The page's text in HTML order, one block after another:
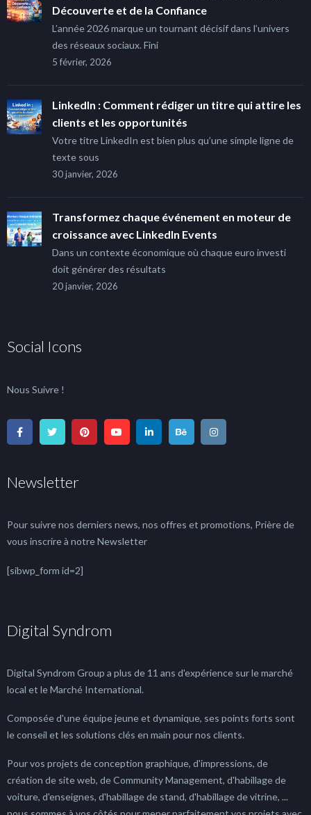
Découverte et de la Confiance
L’année 2026 marque un tournant décisif dans l’univers
des réseaux sociaux. Fini
5 février, 2026
LinkedIn : Comment rédiger un titre qui attire les
clients et les opportunités
Votre titre LinkedIn est bien plus qu’une simple ligne de
texte sous
30 janvier, 2026
Transformez chaque événement en moteur de
croissance avec LinkedIn Events
Dans un contexte économique où chaque euro investi
doit générer des résultats
20 janvier, 2026
Social Icons
Nous Suivre !
Newsletter
Pour suivre nos derniers news, nos offres et promotions, Prière de
vous inscrire à notre Newsletter
[sibwp_form id=2]
Digital Syndrom
Digital Syndrom Group a plus de 11 ans d'expérience sur le marché
local et le Marché International.
Composée d'une équipe jeune et dynamique, ses points forts sont
le conseil et les solutions clés en main pour nos clients.
Pour vos projets de conception graphique, d'impressions, de
création de site web, de Community Management, d'habillage de
voiture, d'enseignes, d'habillage de stand, d'habillage de vitrine, ...